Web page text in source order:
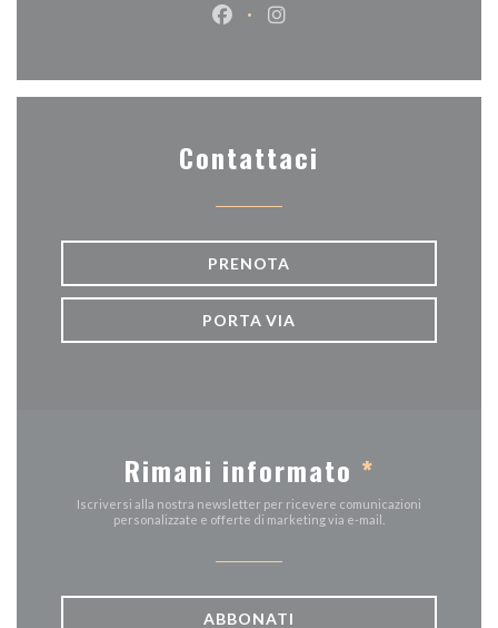
Facebook ((apre una nuova
Instagram ((apre una
Contattaci
PRENOTA
PORTA VIA
Rimani informato *
Iscriversi alla nostra newsletter per ricevere comunicazioni
personalizzate e offerte di marketing via e-mail.
ABBONATI